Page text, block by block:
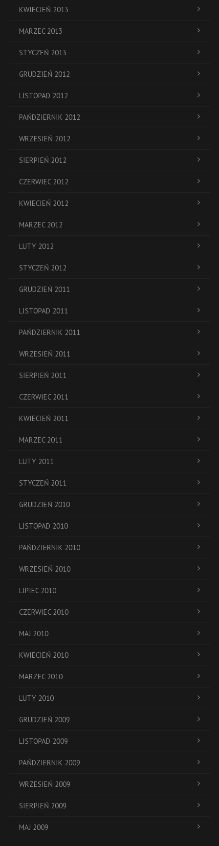
KWIECIEŃ 2013
MARZEC 2013
STYCZEŃ 2013
GRUDZIEŃ 2012
LISTOPAD 2012
PAŃDZIERNIK 2012
WRZESIEŃ 2012
SIERPIEŃ 2012
CZERWIEC 2012
KWIECIEŃ 2012
MARZEC 2012
LUTY 2012
STYCZEŃ 2012
GRUDZIEŃ 2011
LISTOPAD 2011
PAŃDZIERNIK 2011
WRZESIEŃ 2011
SIERPIEŃ 2011
CZERWIEC 2011
KWIECIEŃ 2011
MARZEC 2011
LUTY 2011
STYCZEŃ 2011
GRUDZIEŃ 2010
LISTOPAD 2010
PAŃDZIERNIK 2010
WRZESIEŃ 2010
LIPIEC 2010
CZERWIEC 2010
MAJ 2010
KWIECIEŃ 2010
MARZEC 2010
LUTY 2010
GRUDZIEŃ 2009
LISTOPAD 2009
PAŃDZIERNIK 2009
WRZESIEŃ 2009
SIERPIEŃ 2009
MAJ 2009